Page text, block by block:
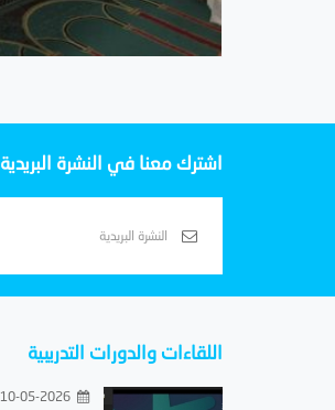
اشترك معنا في النشرة البريدية
اللقاءات والدورات التدريبية